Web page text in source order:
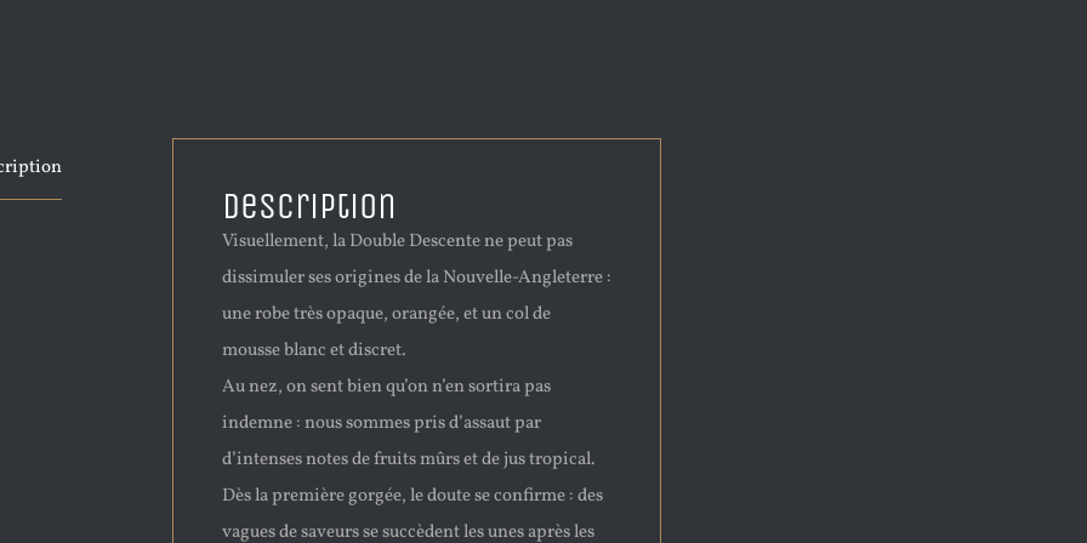
Description
Visuellement, la Double Descente ne peut pas
dissimuler ses origines de la Nouvelle-Angleterre :
une robe très opaque, orangée, et un col de
mousse blanc et discret.
Au nez, on sent bien qu’on n’en sortira pas
indemne : nous sommes pris d’assaut par
d’intenses notes de fruits mûrs et de jus tropical.
Dès la première gorgée, le doute se confirme : des
vagues de saveurs se succèdent les unes après les